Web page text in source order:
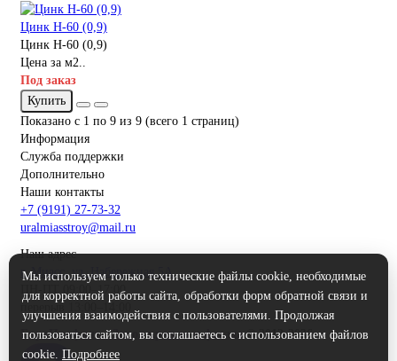
Цинк Н-60 (0,9)
Цинк Н-60 (0,9)
Цена за м2..
Под заказ
Купить
Показано с 1 по 9 из 9 (всего 1 страниц)
Информация
Служба поддержки
Дополнительно
Наши контакты
+7 (9191) 27-73-32
uralmiasstroy@mail.ru
Наш адрес
г. Миасс, ул. Набережная 5А
ПН-ПТ 09:00–17:00
ЕвроПрофиль - Завод кровли и фасада© 2012-2026
Мы используем только технические файлы cookie, необходимые
для корректной работы сайта, обработки форм обратной связи и
улучшения взаимодействия с пользователями. Продолжая
пользоваться сайтом, вы соглашаетесь с использованием файлов
cookie. Подробнее